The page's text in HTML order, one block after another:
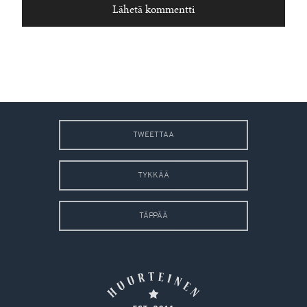
TWEETTAA
TYKKÄÄ
TÄPPÄÄ